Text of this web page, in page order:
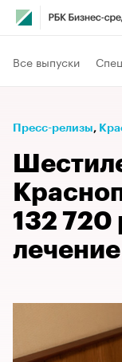
Все выпуски
Пресс-релизы⁠,
132 720
лечение